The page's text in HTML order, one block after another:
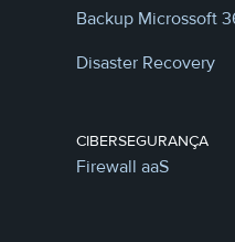
Backup Microssoft
Disaster Recovery
CIBERSEGURANÇA
Firewall aaS